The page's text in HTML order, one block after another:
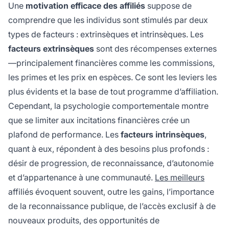
Une motivation efficace des affiliés suppose de
comprendre que les individus sont stimulés par deux
types de facteurs : extrinsèques et intrinsèques. Les
facteurs extrinsèques sont des récompenses externes
—principalement financières comme les commissions,
les primes et les prix en espèces. Ce sont les leviers les
plus évidents et la base de tout programme d’affiliation.
Cependant, la psychologie comportementale montre
que se limiter aux incitations financières crée un
plafond de performance. Les facteurs intrinsèques,
quant à eux, répondent à des besoins plus profonds :
désir de progression, de reconnaissance, d’autonomie
et d’appartenance à une communauté. Les meilleurs
affiliés évoquent souvent, outre les gains, l’importance
de la reconnaissance publique, de l’accès exclusif à de
nouveaux produits, des opportunités de